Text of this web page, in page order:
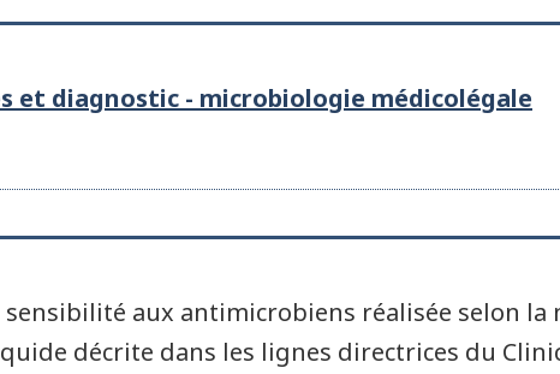
et diagnostic - microbiologie médicolégale
sensibilité aux antimicrobiens réalisée selon
décrite dans les lignes directrices du